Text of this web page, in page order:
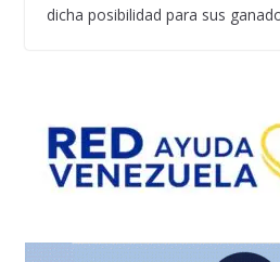
dicha posibilidad para sus